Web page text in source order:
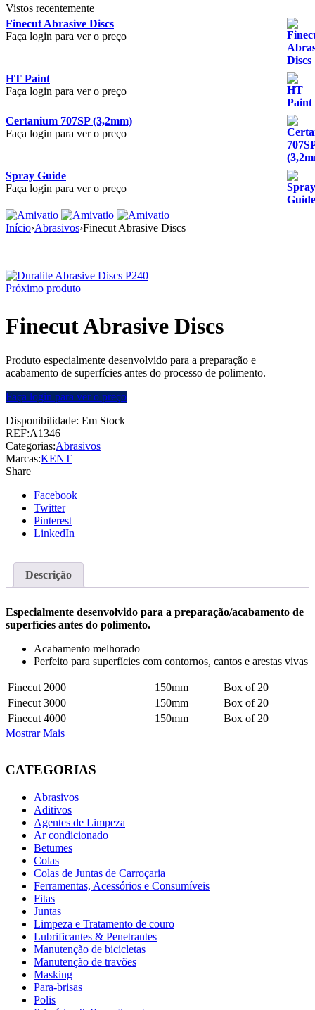
Vistos recentemente
Finecut Abrasive Discs
Faça login para ver o preço
HT Paint
Faça login para ver o preço
Certanium 707SP (3,2mm)
Faça login para ver o preço
Spray Guide
Faça login para ver o preço
Início›Abrasivos›Finecut Abrasive Discs
Próximo produto
Finecut Abrasive Discs
Produto especialmente desenvolvido para a preparação e
acabamento de superfícies antes do processo de polimento.
Faça login para ver o preço
Disponibilidade: Em Stock
REF:A1346
Categorias:Abrasivos
Marcas:KENT
Share
Facebook
Twitter
Pinterest
LinkedIn
Descrição
Especialmente desenvolvido para a preparação/acabamento de
superfícies antes do polimento.
Acabamento melhorado
Perfeito para superfícies com contornos, cantos e arestas vivas
Finecut 2000 150mm
Box of 20
Finecut 3000
150mm
Box of 20
Finecut 4000
150mm
Box of 20
Mostrar Mais
CATEGORIAS
Abrasivos
Aditivos
Agentes de Limpeza
Ar condicionado
Betumes
Colas
Colas de Juntas de Carroçaria
Ferramentas, Acessórios e Consumíveis
Fitas
Juntas
Limpeza e Tratamento de couro
Lubrificantes & Penetrantes
Manutenção de bicicletas
Manutenção de travões
Masking
Para-brisas
Polis